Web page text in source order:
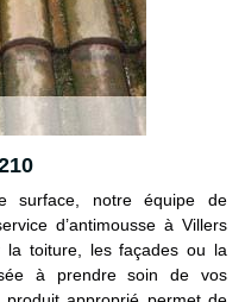
surface, notre équipe de
d’antimousse à Villers
la toiture, les façades ou la
à prendre soin de vos